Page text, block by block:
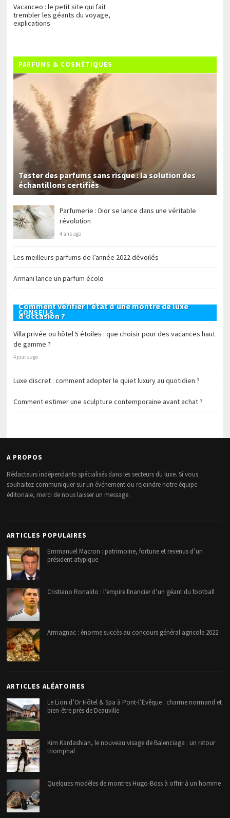
Vacanceo : le petit site qui fait
trembler les géants du voyage,
explications
PARFUMS & COSMÉTIQUES
Tester des parfums sans risque : la solution des
échantillons certifiés
Parfumerie : Dior se lance dans une véritable
révolution
4 ans ago
Les meilleurs parfums de l’année 2022 dévoilés
Armani lance un parfum écolo
CONSEILS
Comment vérifier l’état d’une montre de luxe
d’occasion ?
Villa privée ou hôtel 5 étoiles : que choisir pour des vacances haut
de gamme ?
4 jours ago
Luxe discret : comment adopter le quiet luxury au quotidien ?
Comment estimer une sculpture contemporaine avant achat ?
A PROPOS
Rédacteurs indépendants spécialisés dans les secteurs du luxe. Si vous
souhaitez communiquer sur un événement ou rejoindre notre équipe
éditoriale, merci de nous laisser un message.
ARTICLES POPULAIRES
Emmanuel Macron : patrimoine, fortune et revenus d’un
président atypique
Cristiano Ronaldo : l’empire financier d’un géant du football
Armagnac : énorme succès au concours général agricole 2022
ARTICLES ALÉATOIRES
Le Lion d’Or Hôtel & Spa à Pont‑l’Évêque : charme normand et
bien‑être près de Deauville
Kim Kardashian, le nouveau visage de Balenciaga : un retour
triomphal
Quelques modèles de montres Hugo-Boss à offrir à un homme